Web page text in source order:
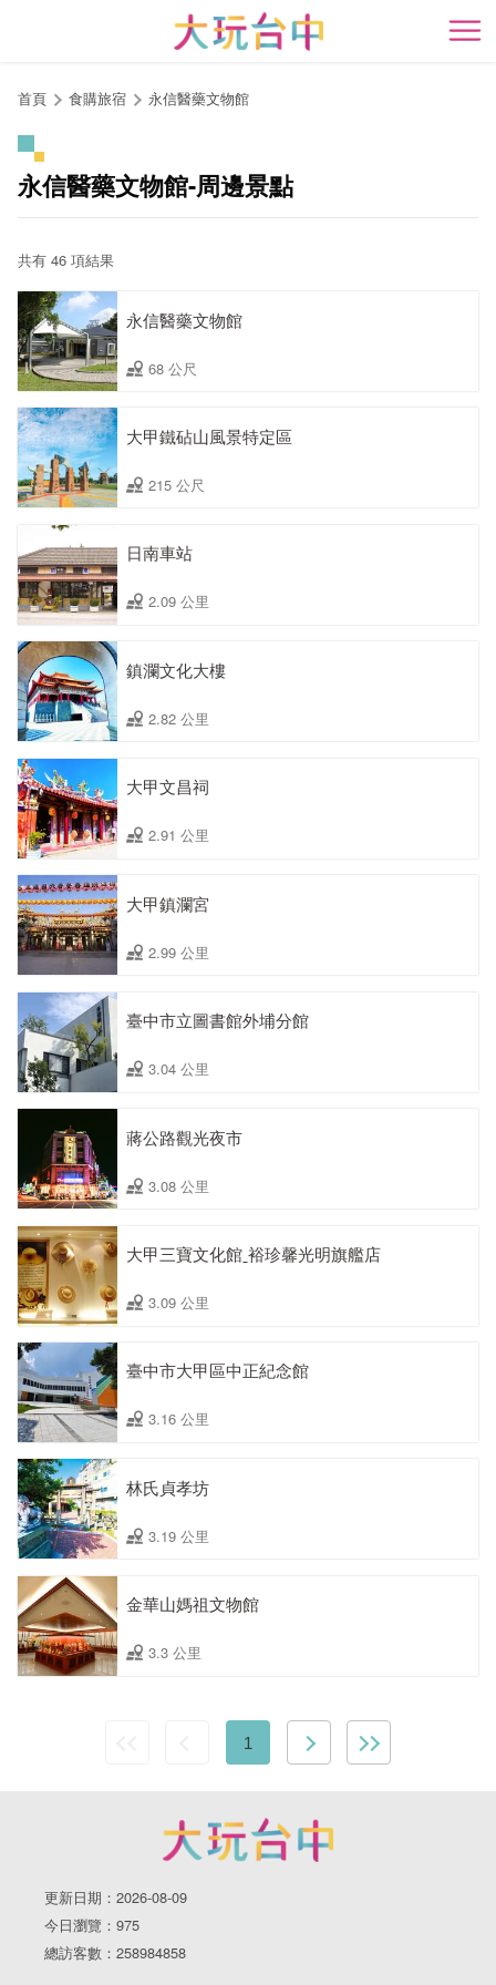
開
首頁 食購旅宿 永信醫藥文物館
永信醫藥文物館-周邊景點
共有 46 項結果
永信醫藥文物館
68 公尺
大甲鐵砧山風景特定區
215 公尺
日南車站
2.09 公里
鎮瀾文化大樓
2.82 公里
大甲文昌祠
2.91 公里
大甲鎮瀾宮
2.99 公里
臺中市立圖書館外埔分館
3.04 公里
蔣公路觀光夜市
3.08 公里
大甲三寶文化館ˍ裕珍馨光明旗艦店
3.09 公里
臺中市大甲區中正紀念館
3.16 公里
林氏貞孝坊
3.19 公里
金華山媽祖文物館
3.3 公里
1
更新日期：2026-08-09
今日瀏覽：975
總訪客數：258984858